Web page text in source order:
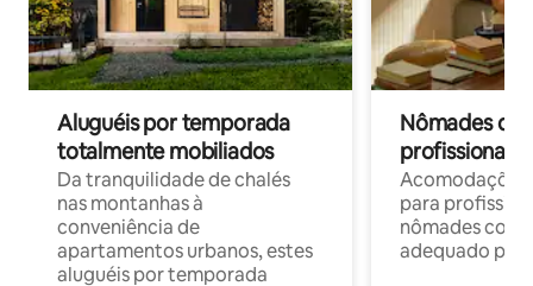
Aluguéis por temporada
totalmente mobiliados
Da tranquilidade de chalés
nas montanhas à
conveniência de
apartamentos urbanos, estes
aluguéis por temporada
Nômades
profissionais
para
nômades com
adequado